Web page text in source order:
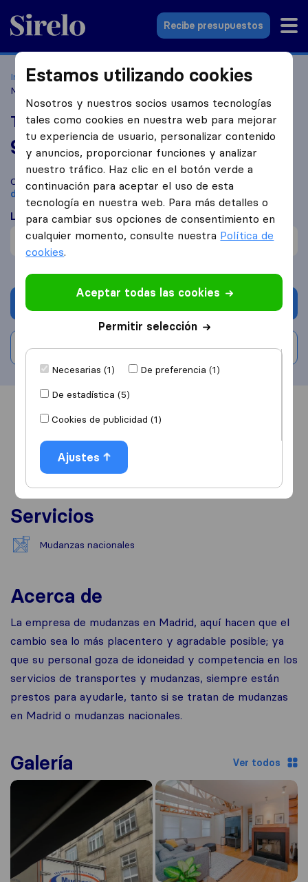
Sirelo.es
Recibe presupuestos
Inicio Empresas de mudanzas Madrid
Transportes Y
Mudanzas Gilmer
Transportes Y Mudanzas Gilmer
9,4 basado en 58
reseñas de Sirelo y Google
i
Compara Transportes Y Mudanzas Gilmer con otras
de mudanzasde Madrid
Lo que dicen los clientes
Cuidadosos con mobiliario (1)
Solicita Presupuestos
Escribe una valoración
Información Valoraciones
Servicios
Mudanzas nacionales
Acerca de
La empresa de mudanzas en Madrid, aquí hacen que el
cambio sea lo más placentero y agradable posible; ya
que su personal goza de idoneidad y competencia en los
servicios de transportes y mudanzas, siempre están
prestos para ayudarle, tanto si se tratan de mudanzas
en Madrid o mudanzas nacionales.
Galería Ver todos
Estamos utilizando cookies
Nosotros y nuestros socios usamos tecnologías
tales como cookies en nuestra web para mejorar
tu experiencia de usuario, personalizar contenido
y anuncios, proporcionar funciones y analizar
nuestro tráfico. Haz clic en el botón verde a
continuación para aceptar el uso de esta
tecnología en nuestra web. Para más detalles o
para cambiar sus opciones de consentimiento en
cualquier momento, consulte nuestra Política de
cookies.
Aceptar todas las cookies
Permitir selección
Necesarias (1)
De preferencia (1)
De estadística (5)
Cookies de publicidad (1)
Ajustes